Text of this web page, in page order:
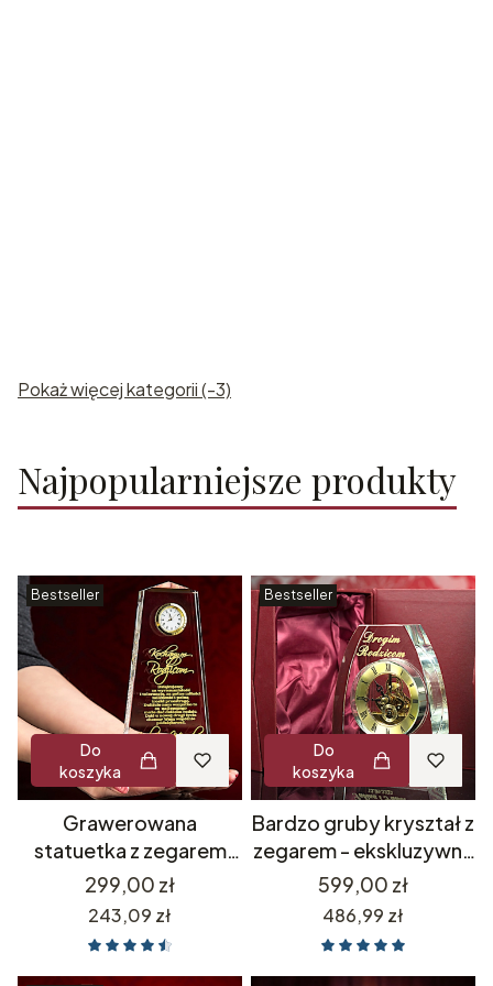
Pokaż więcej kategorii (-3)
Najpopularniejsze produkty
Bestseller
Do
koszyka
Grawerowana
statuetka z zegarem
luksusowy prezent
upominek biznesowy
dla szefa pracownika na
emeryturę odejście dla
Cena
299,00 zł
Cena
243,09 zł
Bestseller
Do
koszyka
Bardzo gruby kryształ z
zegarem - ekskluzywny
prezent dla szefa
rodziców na urodziny -
dowolny grawer + etui
Cena
599,00 zł
Cena
486,99 zł